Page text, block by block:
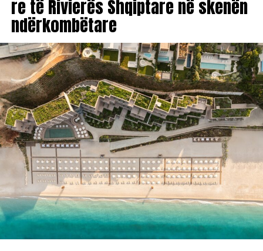
re të Rivierës Shqiptare në skenën
ndërkombëtare